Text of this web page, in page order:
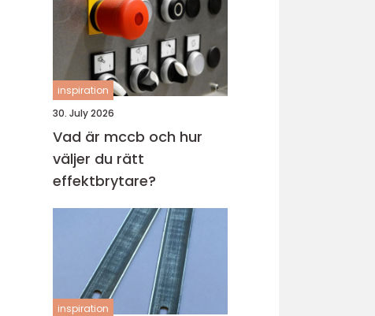
inspiration
30. July 2026
Vad är mccb och hur
väljer du rätt
effektbrytare?
inspiration